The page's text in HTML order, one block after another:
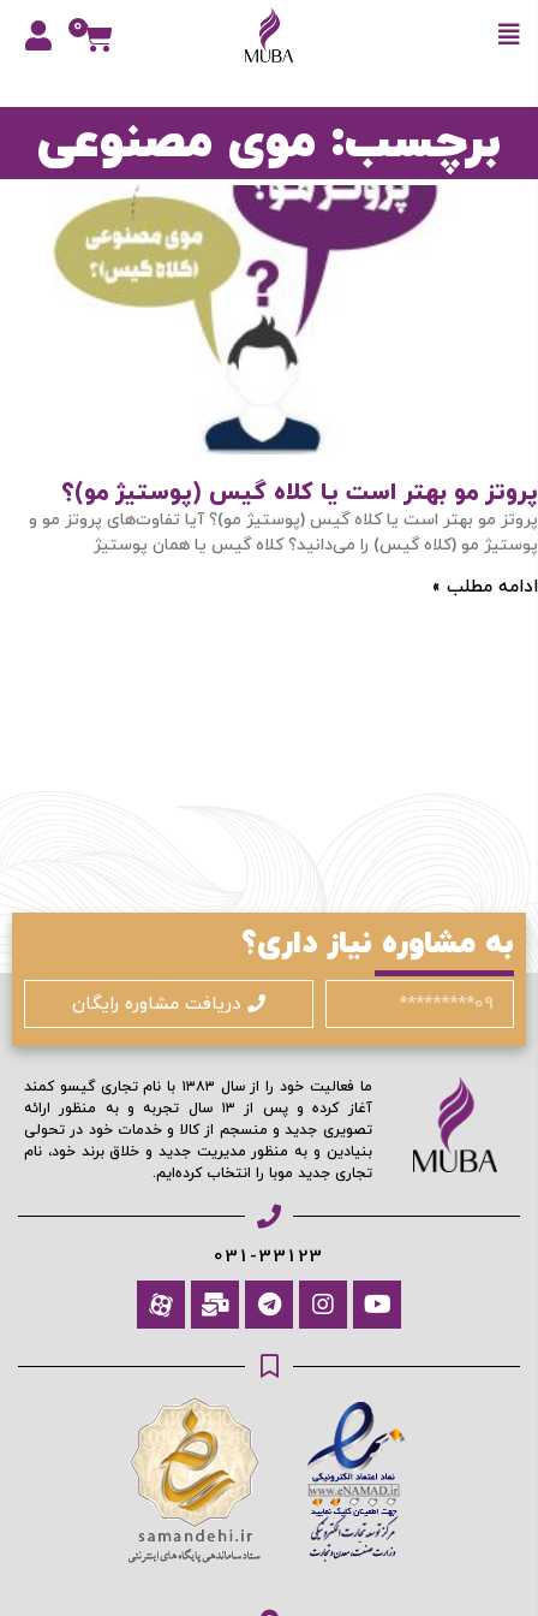
0
برچسب: موی مصنوعی
پروتز مو بهتر است یا کلاه گیس (پوستیژ مو)؟
پروتز مو بهتر است یا کلاه گیس (پوستیژ مو)؟ آیا تفاوت‌های پروتز مو و
پوستیژ مو (کلاه گیس) را می‌دانید؟ کلاه گیس یا همان پوستیژ
ادامه مطلب »
به مشاوره نیاز داری؟
دریافت مشاوره رایگان
ما فعالیت خود را از سال ۱۳۸۳ با نام تجاری گیسو کمند
آغاز کرده و پس از ۱۳ سال تجربه و به منظور ارائه
تصویری جدید و منسجم از کالا و خدمات خود در تحولی
بنیادین و به منظور مدیریت جدید و خلاق برند خود، نام
تجاری جدید موبا را انتخاب کرده‌ایم.
031-33123
مرا به خاطر بسپار
ادامه دهید
آیا هنوز عضو نشده اید؟ اکنون ثبت نام کنید